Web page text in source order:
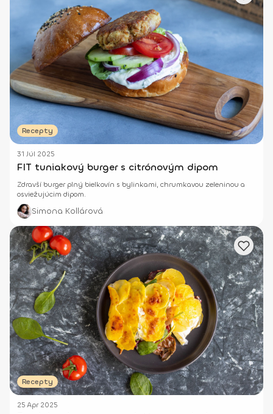
Recepty
31 Júl 2025
FIT tuniakový burger s citrónovým dipom
Zdravší burger plný bielkovín s bylinkami, chrumkavou zeleninou a
osviežujúcim dipom.
Simona Kollárová
Recepty
25 Apr 2025